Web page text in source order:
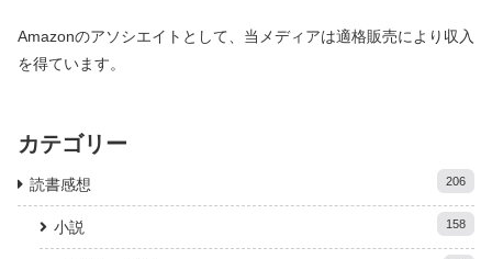
Amazonのアソシエイトとして、当メディアは適格販売により収入
を得ています。
カテゴリー
読書感想 206
小説 158